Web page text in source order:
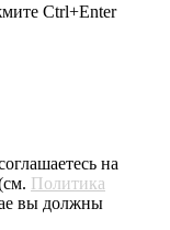
Ctrl+Enter
на
Политика
вы должны